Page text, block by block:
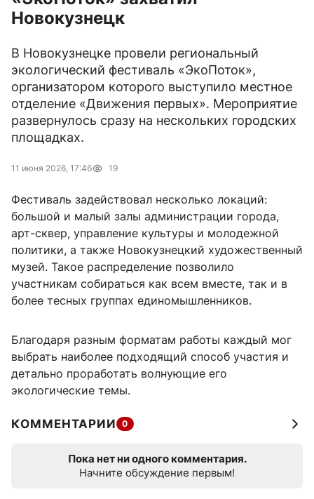
Новокузнецк
В Новокузнецке провели региональный
экологический фестиваль «ЭкоПоток»,
организатором которого выступило местное
отделение «Движения первых». Мероприятие
развернулось сразу на нескольких городских
площадках.
11 июня 2026, 17:46 19
Фестиваль задействовал несколько локаций:
большой и малый залы администрации города,
арт-сквер, управление культуры и молодежной
политики, а также Новокузнецкий художественный
музей. Такое распределение позволило
участникам собираться как всем вместе, так и в
более тесных группах единомышленников.
Благодаря разным форматам работы каждый мог
выбрать наиболее подходящий способ участия и
детально проработать волнующие его
экологические темы.
КОММЕНТАРИИ 0
Пока нет ни одного комментария.
Начните обсуждение первым!